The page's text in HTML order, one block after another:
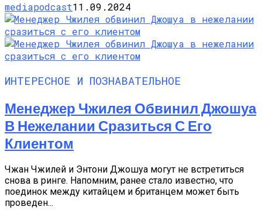
mediapodcast11.09.2024
ИНТЕРЕСНОЕ И ПОЗНАВАТЕЛЬНОЕ
Менеджер Чжилея Обвинил Джошуа
В Нежелании Сразиться С Его
Клиентом
Чжан Чжилей и Энтони Джошуа могут не встретиться
снова в ринге. Напомним, ранее стало известно, что
поединок между китайцем и британцем может быть
проведен...